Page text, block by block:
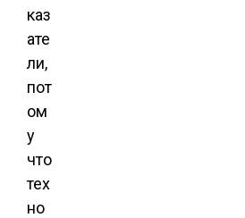
каз
ате
ли,
пот
ом
у
что
тех
но